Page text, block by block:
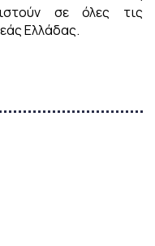
σε όλες τις
Ελλάδας.